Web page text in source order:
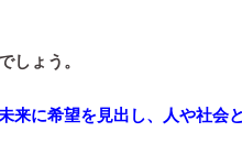
しょう。
来に希望を見出し、人や社会